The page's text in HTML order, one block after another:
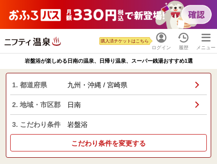
ログイン
購入済チケットはこちら
履歴 メニュー
岩盤浴が楽しめる日南の温泉、日帰り温泉、スーパー銭湯おすすめ1選
1. 都道府県 九州・沖縄 / 宮崎県
2. 地域・市区郡 日南
3. こだわり条件 岩盤浴
こだわり条件を変更する